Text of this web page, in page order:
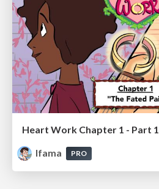
Heart Work Chapter 1 - Part 1
lfama
PRO